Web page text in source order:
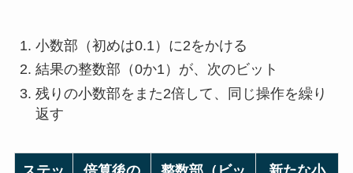
小数部（初めは0.1）に2をかける
結果の整数部（0か1）が、次のビット
残りの小数部をまた2倍して、同じ操作を繰り
返す